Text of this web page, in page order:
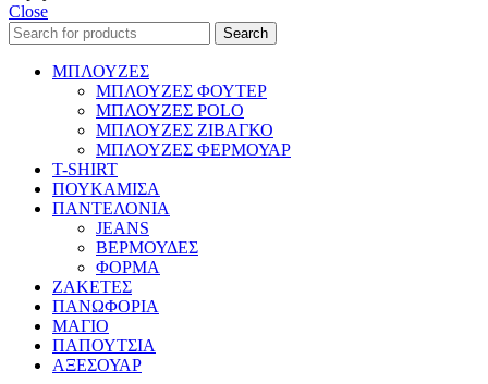
Close
Search
ΜΠΛΟΥΖΕΣ
ΜΠΛΟΥΖΕΣ ΦΟΥΤΕΡ
ΜΠΛΟΥΖΕΣ POLO
ΜΠΛΟΥΖΕΣ ΖΙΒΑΓΚΟ
ΜΠΛΟΥΖΕΣ ΦΕΡΜΟΥΑΡ
T-SHIRT
ΠΟΥΚΑΜΙΣΑ
ΠΑΝΤΕΛΟΝΙΑ
JEANS
ΒΕΡΜΟΥΔΕΣ
ΦΟΡΜΑ
ΖΑΚΕΤΕΣ
ΠΑΝΩΦΟΡΙΑ
ΜΑΓΙΟ
ΠΑΠΟΥΤΣΙΑ
ΑΞΕΣΟΥΑΡ